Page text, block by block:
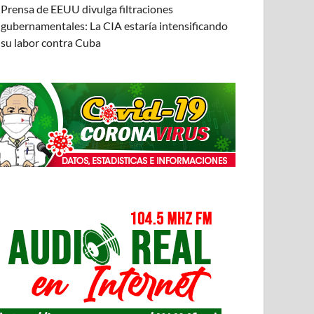
Prensa de EEUU divulga filtraciones
gubernamentales: La CIA estaría intensificando
su labor contra Cuba